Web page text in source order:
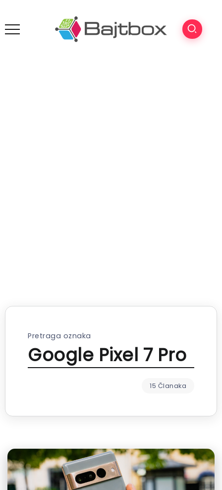
Pretraga oznaka
Google Pixel 7 Pro
15 Članaka